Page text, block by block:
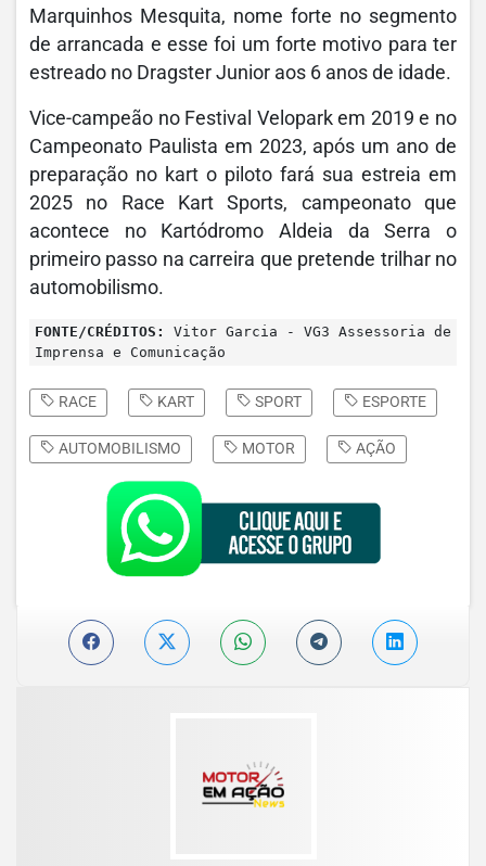
Marquinhos Mesquita, nome forte no segmento
de arrancada e esse foi um forte motivo para ter
estreado no Dragster Junior aos 6 anos de idade.
Vice-campeão no Festival Velopark em 2019 e no
Campeonato Paulista em 2023, após um ano de
preparação no kart o piloto fará sua estreia em
2025 no Race Kart Sports, campeonato que
acontece no Kartódromo Aldeia da Serra o
primeiro passo na carreira que pretende trilhar no
automobilismo.
FONTE/CRÉDITOS:
Vitor Garcia - VG3 Assessoria de
Imprensa e Comunicação
RACE KART SPORT ESPORTE
AUTOMOBILISMO MOTOR AÇÃO